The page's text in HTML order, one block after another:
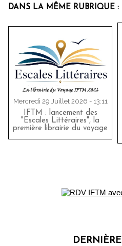
DANS LA MÊME RUBRIQUE :
Mercredi 29 Juillet 2026 - 13:11
IFTM : lancement des
"Escales Littéraires", la
première librairie du voyage
DERNIÈRE